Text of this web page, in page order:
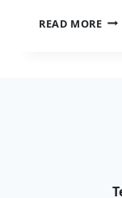
READ MORE